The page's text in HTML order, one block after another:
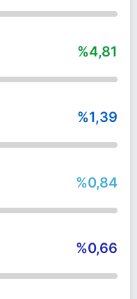
%4,81
%1,39
%0,84
%0,66